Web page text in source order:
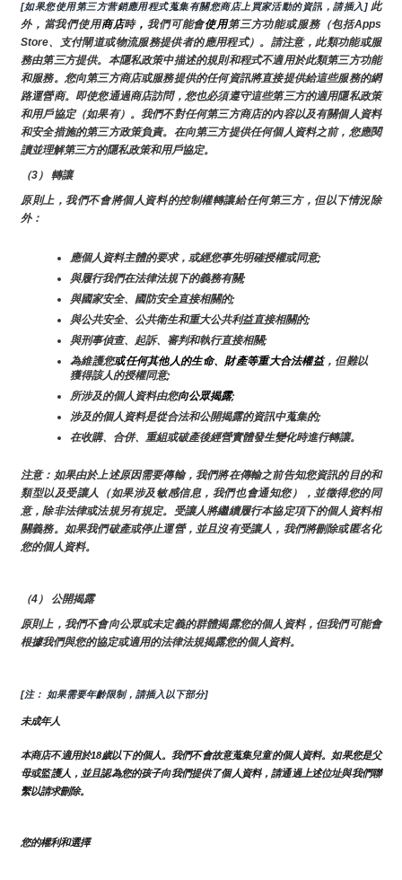
[如果您使用第三方营銷應用程式蒐集有關您商店上買家活動的資訊，請插入] 此
外，當我們使用商店時，我們可能會使用第三方功能或服務（包括Apps
Store、支付閘道或物流服務提供者的應用程式）。請注意，此類功能或服
務由第三方提供。本隱私政策中描述的規則和程式不適用於此類第三方功能
和服務。您向第三方商店或服務提供的任何資訊將直接提供給這些服務的網
路運營商。即使您通過商店訪問，您也必須遵守這些第三方的適用隱私政策
和用戶協定（如果有）。我們不對任何第三方商店的內容以及有關個人資料
和安全措施的第三方政策負責。在向第三方提供任何個人資料之前，您應閱
讀並理解第三方的隱私政策和用戶協定。
（3） 轉讓
原則上，我們不會將個人資料的控制權轉讓給任何第三方，但以下情況除
外：
應個人資料主體的要求，或經您事先明確授權或同意;
與履行我們在法律法規下的義務有關;
與國家安全、國防安全直接相關的;
與公共安全、公共衛生和重大公共利益直接相關的;
與刑事偵查、起訴、審判和執行直接相關;
為維護您或任何其他人的生命、財產等重大合法權益，但難以
獲得該人的授權同意;
所涉及的個人資料由您向公眾揭露;
涉及的個人資料是從合法和公開揭露的資訊中蒐集的;
在收購、合併、重組或破產後經營實體發生變化時進行轉讓。
注意：如果由於上述原因需要傳輸，我們將在傳輸之前告知您資訊的目的和
類型以及受讓人（如果涉及敏感信息，我們也會通知您），並徵得您的同
意，除非法律或法規另有規定。受讓人將繼續履行本協定項下的個人資料相
關義務。如果我們破產或停止運營，並且沒有受讓人，我們將刪除或匿名化
您的個人資料。
（4） 公開揭露
原則上，我們不會向公眾或未定義的群體揭露您的個人資料，但我們可能會
根據我們與您的協定或適用的法律法規揭露您的個人資料。
[注： 如果需要年齡限制，請插入以下部分]
未成年人
本商店不適用於18歲以下的個人。我們不會故意蒐集兒童的個人資料。如果您是父
母或監護人，並且認為您的孩子向我們提供了個人資料，請通過上述位址與我們聯
繫以請求刪除。
您的權利和選擇